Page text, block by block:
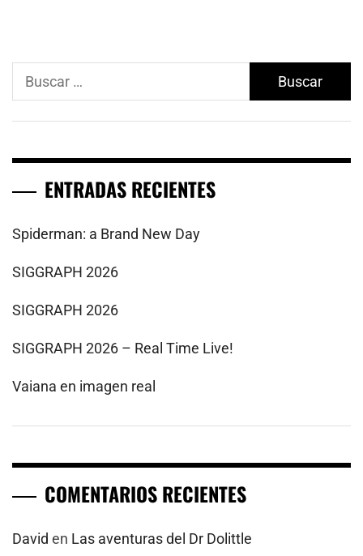
Buscar:
ENTRADAS RECIENTES
Spiderman: a Brand New Day
SIGGRAPH 2026
SIGGRAPH 2026
SIGGRAPH 2026 – Real Time Live!
Vaiana en imagen real
COMENTARIOS RECIENTES
David en Las aventuras del Dr Dolittle